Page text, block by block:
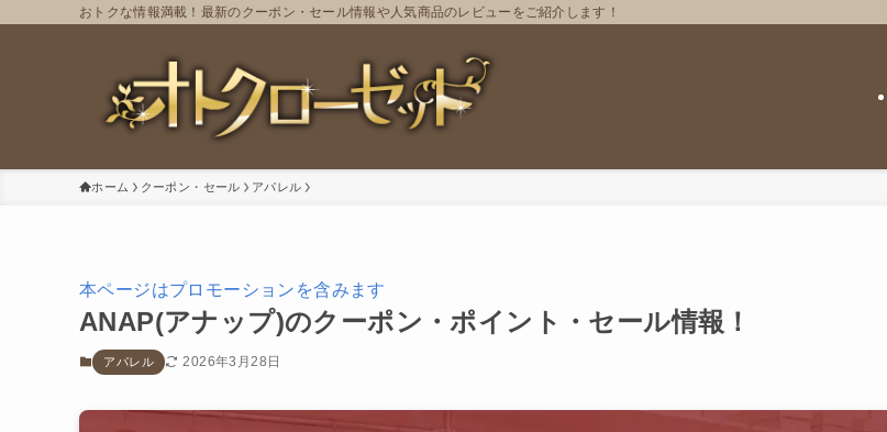
おトクな情報満載！最新のクーポン・セール情報や人気商品のレビューをご紹介します！
ホーム クーポン・セール アパレル
本ページはプロモーションを含みます
ANAP(アナップ)のクーポン・ポイント・セール情報！
アパレル 2026年3月28日